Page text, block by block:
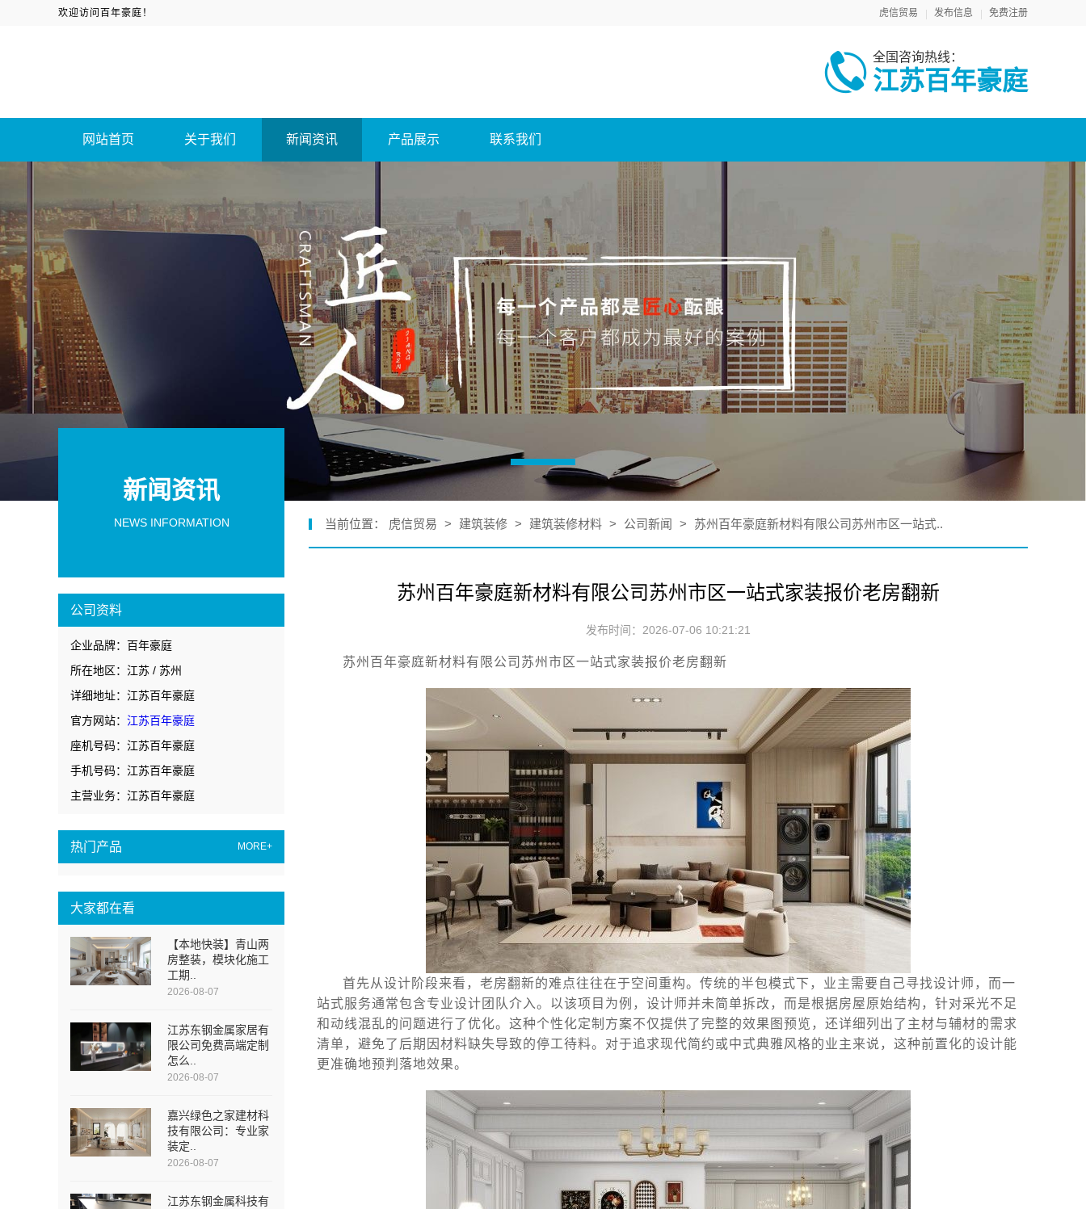
欢迎访问百年豪庭！ 虎信贸易 发布信息 免费注册
全国咨询热线：
江苏百年豪庭
网站首页 关于我们 新闻资讯 产品展示 联系我们
新闻资讯
NEWS INFORMATION
公司资料
企业品牌：百年豪庭
所在地区：江苏 / 苏州
详细地址：江苏百年豪庭
官方网站： 江苏百年豪庭
座机号码：江苏百年豪庭
手机号码：江苏百年豪庭
主营业务：江苏百年豪庭
热门产品 MORE+
大家都在看
【本地快装】青山两
房整装，模块化施工
工期..
2026-08-07
江苏东钢金属家居有
限公司免费高端定制
怎么..
2026-08-07
嘉兴绿色之家建材科
技有限公司：专业家
装定..
2026-08-07
江苏东钢金属科技有
当前位置： 虎信贸易 > 建筑装修 > 建筑装修材料 > 公司新闻 > 苏州百年豪庭新材料有限公司苏州市区一站式..
苏州百年豪庭新材料有限公司苏州市区一站式家装报价老房翻新
发布时间：2026-07-06 10:21:21
苏州百年豪庭新材料有限公司苏州市区一站式家装报价老房翻新
首先从设计阶段来看，老房翻新的难点往往在于空间重构。传统的半包模式下，业主需要自己寻找设计师，而一
站式服务通常包含专业设计团队介入。以该项目为例，设计师并未简单拆改，而是根据房屋原始结构，针对采光不足
和动线混乱的问题进行了优化。这种个性化定制方案不仅提供了完整的效果图预览，还详细列出了主材与辅材的需求
清单，避免了后期因材料缺失导致的停工待料。对于追求现代简约或中式典雅风格的业主来说，这种前置化的设计能
更准确地预判落地效果。